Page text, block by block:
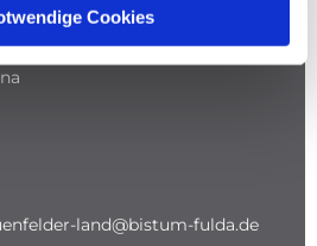
Cookies
land@bistum-fulda.de